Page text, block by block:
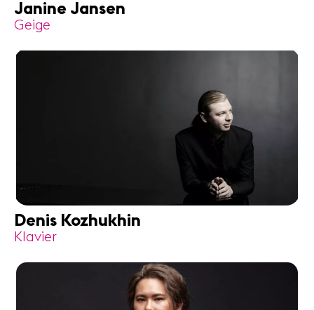
Janine Jansen
Geige
Denis Kozhukhin
Klavier